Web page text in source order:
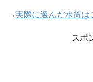
→実際に選んだ水筒
スポ